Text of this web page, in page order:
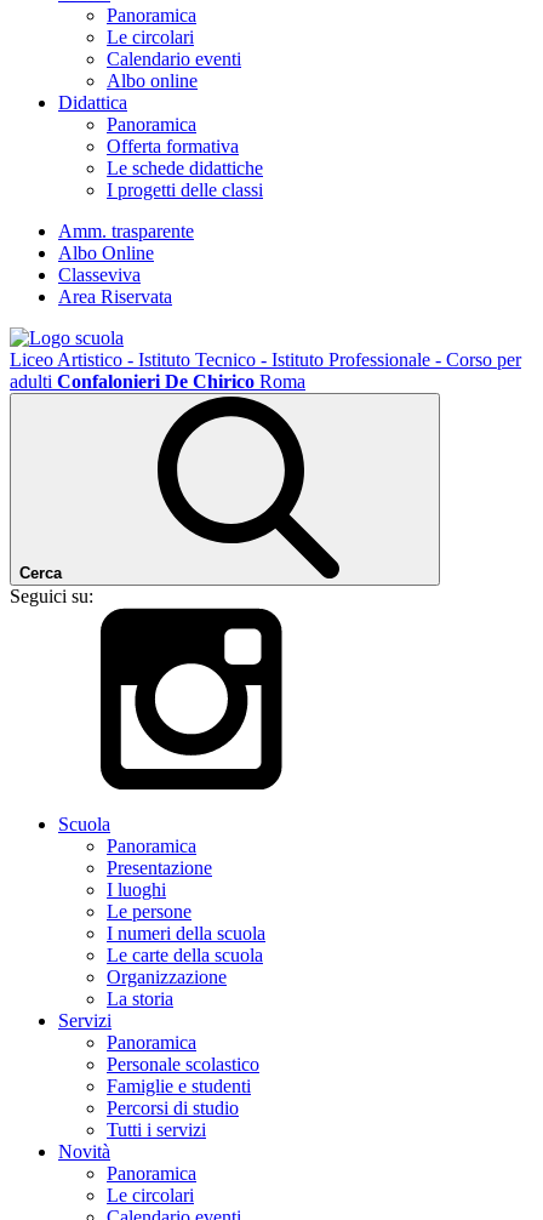
Panoramica
Le circolari
Calendario eventi
Albo online
Didattica
Panoramica
Offerta formativa
Le schede didattiche
I progetti delle classi
Amm. trasparente
Albo Online
Classeviva
Area Riservata
Liceo Artistico - Istituto Tecnico - Istituto Professionale - Corso per
adulti Confalonieri De Chirico Roma
Cerca
Seguici su:
Scuola
Panoramica
Presentazione
I luoghi
Le persone
I numeri della scuola
Le carte della scuola
Organizzazione
La storia
Servizi
Panoramica
Personale scolastico
Famiglie e studenti
Percorsi di studio
Tutti i servizi
Novità
Panoramica
Le circolari